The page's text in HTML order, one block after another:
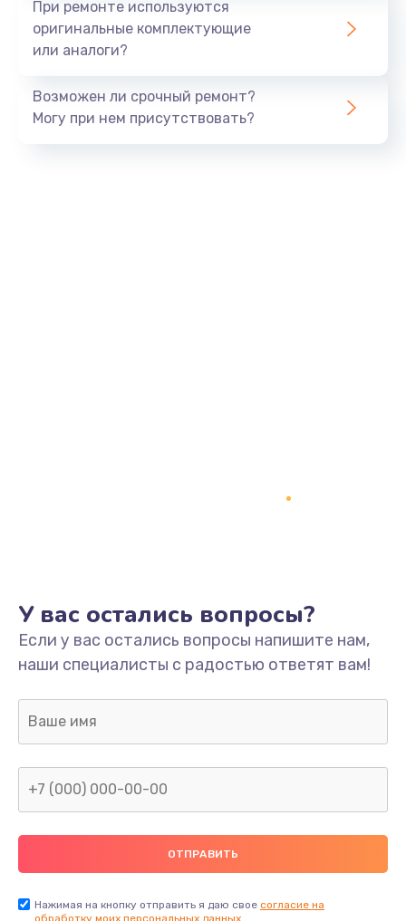
При ремонте используются
оригинальные комплектующие
или аналоги?
Возможен ли срочный ремонт?
Могу при нем присутствовать?
У вас остались вопросы?
Если у вас остались вопросы напишите нам,
наши специалисты с радостью ответят вам!
Нажимая на кнопку отправить я даю свое согласие на
обработку моих персональных данных.